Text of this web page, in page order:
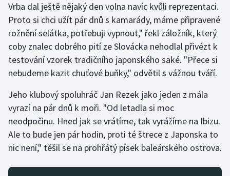
Plavání
Plážový volejbal
Ragby
Rychlostní kanoistika
Short track
Vrba dal ještě nějaký den volna navíc kvůli reprezentaci.
Proto si chci užít pár dnů s kamarády, máme připravené
rožnění selátka, potřebuji vypnout," řekl záložník, který
coby znalec dobrého pití ze Slovácka nehodlal přivézt k
testování vzorek tradičního japonského saké. "Přece si
nebudeme kazit chuťové buňky," odvětil s vážnou tváří.
Jeho klubový spoluhráč Jan Rezek jako jeden z mála
vyrazí na pár dnů k moři. "Od letadla si moc
neodpočinu. Hned jak se vrátíme, tak vyrážíme na Ibizu.
Ale to bude jen pár hodin, proti té štrece z Japonska to
nic není," těšil se na prohřátý písek baleárského ostrova.